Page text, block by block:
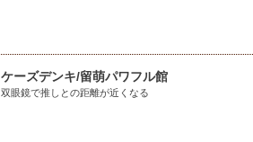
ケーズデンキ/留萌パワフル館
双眼鏡で推しとの距離が近くなる